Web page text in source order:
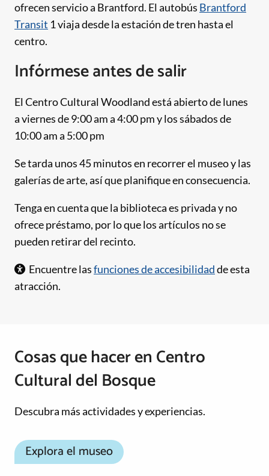
ofrecen servicio a Brantford. El autobús Brantford
Transit 1 viaja desde la estación de tren hasta el
centro.
Infórmese antes de salir
El Centro Cultural Woodland está abierto de lunes
a viernes de 9:00 am a 4:00 pm y los sábados de
10:00 am a 5:00 pm
Se tarda unos 45 minutos en recorrer el museo y las
galerías de arte, así que planifique en consecuencia.
Tenga en cuenta que la biblioteca es privada y no
ofrece préstamo, por lo que los artículos no se
pueden retirar del recinto.
Encuentre lasfunciones de accesibilidadde esta
atracción.
Cosas que hacer en Centro
Cultural del Bosque
Descubra más actividades y experiencias.
Explora el museo